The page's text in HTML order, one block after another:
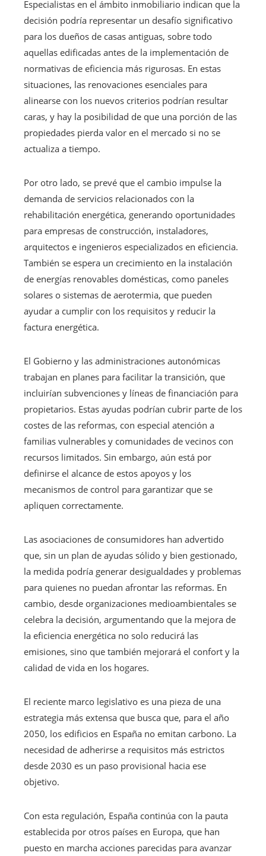
Especialistas en el ámbito inmobiliario indican que la
decisión podría representar un desafío significativo
para los dueños de casas antiguas, sobre todo
aquellas edificadas antes de la implementación de
normativas de eficiencia más rigurosas. En estas
situaciones, las renovaciones esenciales para
alinearse con los nuevos criterios podrían resultar
caras, y hay la posibilidad de que una porción de las
propiedades pierda valor en el mercado si no se
actualiza a tiempo.
Por otro lado, se prevé que el cambio impulse la
demanda de servicios relacionados con la
rehabilitación energética, generando oportunidades
para empresas de construcción, instaladores,
arquitectos e ingenieros especializados en eficiencia.
También se espera un crecimiento en la instalación
de energías renovables domésticas, como paneles
solares o sistemas de aerotermia, que pueden
ayudar a cumplir con los requisitos y reducir la
factura energética.
El Gobierno y las administraciones autonómicas
trabajan en planes para facilitar la transición, que
incluirían subvenciones y líneas de financiación para
propietarios. Estas ayudas podrían cubrir parte de los
costes de las reformas, con especial atención a
familias vulnerables y comunidades de vecinos con
recursos limitados. Sin embargo, aún está por
definirse el alcance de estos apoyos y los
mecanismos de control para garantizar que se
apliquen correctamente.
Las asociaciones de consumidores han advertido
que, sin un plan de ayudas sólido y bien gestionado,
la medida podría generar desigualdades y problemas
para quienes no puedan afrontar las reformas. En
cambio, desde organizaciones medioambientales se
celebra la decisión, argumentando que la mejora de
la eficiencia energética no solo reducirá las
emisiones, sino que también mejorará el confort y la
calidad de vida en los hogares.
El reciente marco legislativo es una pieza de una
estrategia más extensa que busca que, para el año
2050, los edificios en España no emitan carbono. La
necesidad de adherirse a requisitos más estrictos
desde 2030 es un paso provisional hacia ese
objetivo.
Con esta regulación, España continúa con la pauta
establecida por otros países en Europa, que han
puesto en marcha acciones parecidas para avanzar